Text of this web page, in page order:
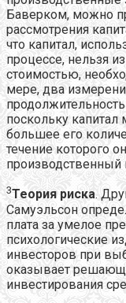
Баверком, можно
рассмотрения
что капитал,
процессе, нельзя
стоимостью,
мере, два
поскольку капитал
большее его
течение которого
производственный
3Теория риска.
Самуэльсон
плата за умелое
психологические
инвесторов при
оказывает
инвестирования